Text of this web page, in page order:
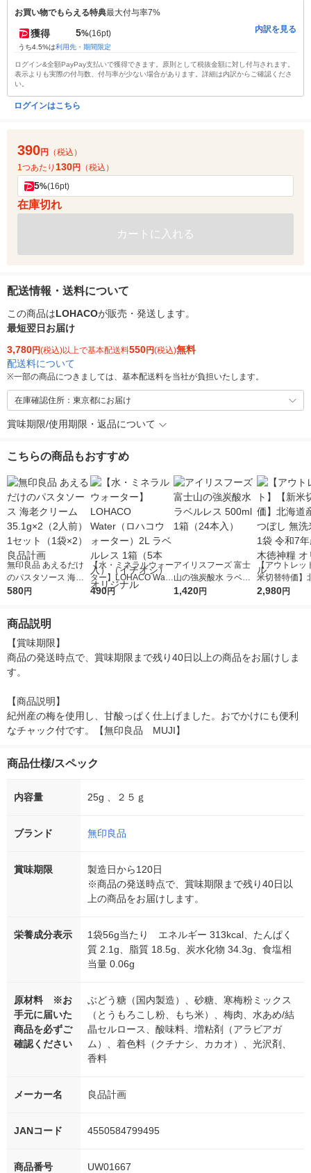
お買い物でもらえる特典最大付与率7%
獲得 5%(16pt)
うち4.5%は利用先・期間限定
内訳を見る
ログイン&全額PayPay支払いで獲得できます。原則として税抜金額に対し付与されます。
表示よりも実際の付与数、付与率が少ない場合があります。詳細は内訳からご確認くださ
い。
ログインはこちら
390円
（税込）
1つあたり 130円 （税込）
5%(16pt)
在庫切れ
カートに入れる
配送情報・送料について
この商品はLOHACOが販売・発送します。
最短翌日お届け
3,780円(税込)以上で基本配送料550円(税込)無料
配送料について
※一部の商品につきましては、基本配送料を当社が負担いたします。
在庫確認住所：東京都にお届け
賞味期限/使用期限・返品について
こちらの商品もおすすめ
無印良品 あえるだけ
のパスタソース 海老
クリーム 35.1g×2（2
580円
【水・ミネラルウォー
ター】LOHACO Wate
r（ロハコウォータ
490円
アイリスフーズ 富士
山の強炭酸水 ラベル
レス 500ml 1箱（24
1,420円
【アウトレッ
米切替特価】
ななつぼし 無
2,980円
商品説明
【賞味期限】
商品の発送時点で、賞味期限まで残り40日以上の商品をお届けしま
す。
【商品説明】
紀州産の梅を使用し、甘酸っぱく仕上げました。おでかけにも便利
なチャック付です。【無印良品　MUJI】
商品仕様/スペック
内容量 25g 、２５ｇ
ブランド 無印良品
賞味期限
製造日から120日
※商品の発送時点で、賞味期限まで残り40日以
上の商品をお届けします。
栄養成分表示
1袋56g当たり エネルギー 313kcal、たんぱく
質 2.1g、脂質 18.5g、炭水化物 34.3g、食塩相
当量 0.06g
原材料 ※お
手元に届いた
商品を必ずご
確認ください
ぶどう糖（国内製造）、砂糖、寒梅粉ミックス
（とうもろこし粉、もち米）、梅肉、水あめ/結
晶セルロース、酸味料、増粘剤（アラビアガ
ム）、着色料（クチナシ、カカオ）、光沢剤、
香料
メーカー名 良品計画
JANコード 4550584799495
商品番号 UW01667